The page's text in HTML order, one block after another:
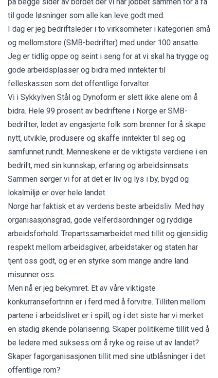
til gode løsninger som alle kan leve godt med.
I dag er jeg bedriftsleder i to virksomheter i kategorien små
og mellomstore (SMB-bedrifter) med under 100 ansatte.
Jeg er tidlig oppe og seint i seng for at vi skal ha trygge og
gode arbeidsplasser og bidra med inntekter til
felleskassen som det offentlige forvalter.
Vi i Sykkylven Stål og Dynoform er slett ikke alene om å
bidra. Hele 99 prosent av bedriftene i Norge er SMB-
bedrifter, ledet av engasjerte folk som brenner for å skape
nytt, utvikle, produsere og skaffe inntekter til seg og
samfunnet rundt. Menneskene er de viktigste verdiene i en
bedrift, med sin kunnskap, erfaring og arbeidsinnsats.
Sammen sørger vi for at det er liv og lys i by, bygd og
lokalmiljø er over hele landet.
Norge har faktisk et av verdens beste arbeidsliv. Med høy
organisasjonsgrad, gode velferdsordninger og ryddige
arbeidsforhold. Trepartssamarbeidet med tillit og gjensidig
respekt mellom arbeidsgiver, arbeidstaker og staten har
tjent oss godt, og er en styrke som mange andre land
misunner oss.
Men nå er jeg bekymret. Et av våre viktigste
konkurransefortrinn er i ferd med å forvitre. Tilliten mellom
partene i arbeidslivet er i spill, og i det siste har vi merket
en stadig økende polarisering. Skaper politikerne tillit ved å
be ledere med suksess om å ryke og reise ut av landet?
Skaper fagorganisasjonen tillit med sine utblåsninger i det
offentlige rom?